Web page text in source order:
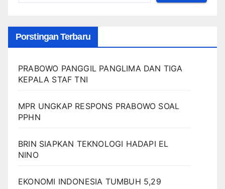
Porstingan Terbaru
PRABOWO PANGGIL PANGLIMA DAN TIGA
KEPALA STAF TNI
MPR UNGKAP RESPONS PRABOWO SOAL
PPHN
BRIN SIAPKAN TEKNOLOGI HADAPI EL
NINO
EKONOMI INDONESIA TUMBUH 5,29